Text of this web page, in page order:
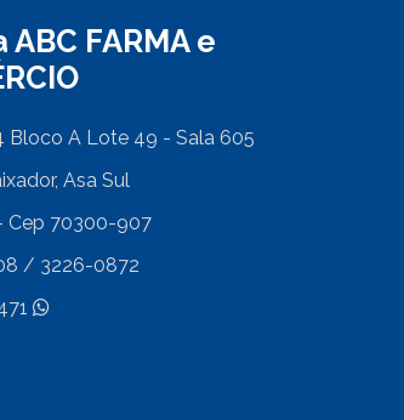
FARMA e
Bloco A Lote 49 - Sala 605
Asa Sul
Cep 70300-907
/ 3226-0872